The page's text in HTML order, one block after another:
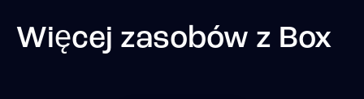
Więcej zasobów z Box